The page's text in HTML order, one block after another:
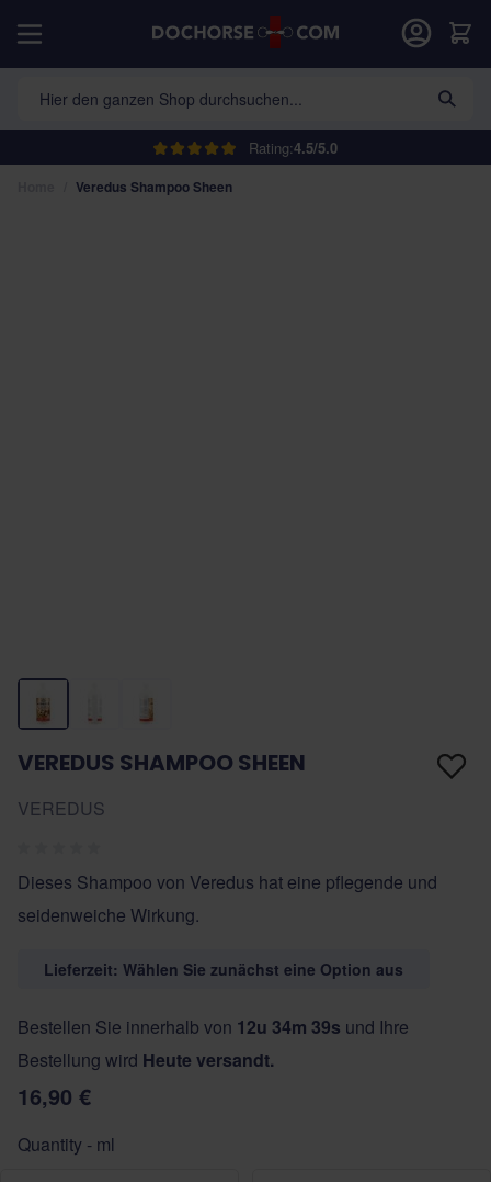
Rating:4.5/5.0
Hier den ganzen Shop durchsuchen...
Veredus Shampoo Sheen
VEREDUS SHAMPOO SHEEN
VEREDUS
Dieses Shampoo von Veredus hat eine pflegende und
seidenweiche Wirkung.
Lieferzeit: Wählen Sie zunächst eine Option aus
Bestellen Sie innerhalb von 12u 34m 39s und Ihre
Bestellung wird Heute versandt.
16,90 €
Quantity - ml